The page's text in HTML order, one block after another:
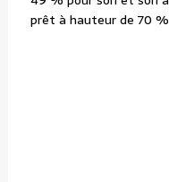
prêt à hauteur de 70